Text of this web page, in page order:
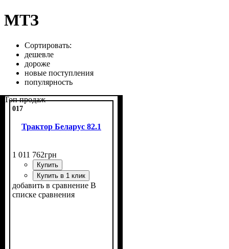
МТЗ
Сортировать:
дешевле
дороже
новые поступления
популярность
Топ продаж
017
Трактор Беларус 82.1
1 011 762грн
Купить
Купить в 1 клик
добавить в сравнение В
списке сравнения